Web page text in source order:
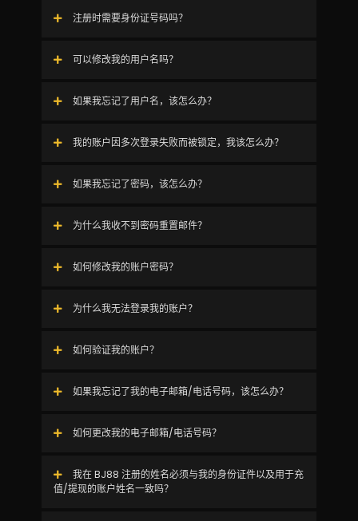
注册时需要身份证号码吗？
可以修改我的用户名吗？
如果我忘记了用户名，该怎么办？
我的账户因多次登录失败而被锁定，我该怎么办？
如果我忘记了密码，该怎么办？
为什么我收不到密码重置邮件？
如何修改我的账户密码？
为什么我无法登录我的账户？
如何验证我的账户？
如果我忘记了我的电子邮箱/电话号码，该怎么办？
如何更改我的电子邮箱/电话号码？
我在 BJ88 注册的姓名必须与我的身份证件以及用于充
值/提现的账户姓名一致吗？